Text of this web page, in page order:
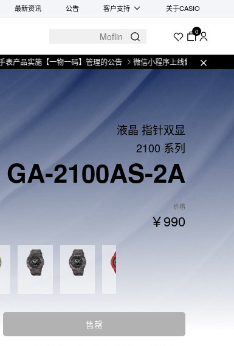
最新资讯 公告 客户支持 关于CASIO
0
施【一物一码】管理的公告 微信小程序上线售后服务公告
液晶 指针双显
2100 系列
GA-2100AS-2A
价格
￥990
售罄